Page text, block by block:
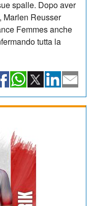
spalle. Dopo aver
Marlen Reusser
Femmes anche
tutta la